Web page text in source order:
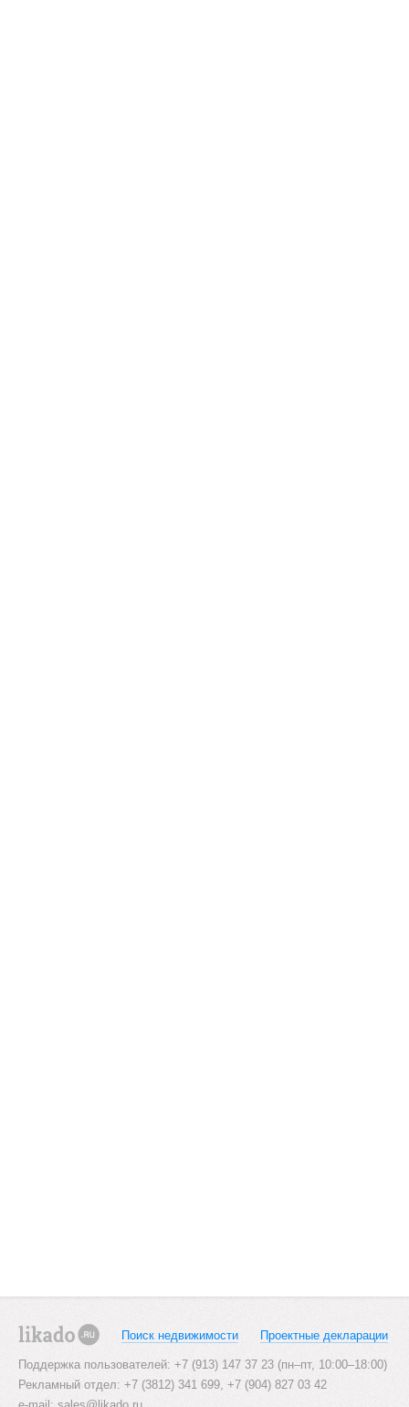
Поиск недвижимости Проектные декларации
Поддержка пользователей: +7 (913) 147 37 23 (пн–пт, 10:00–18:00)
Рекламный отдел: +7 (3812) 341 699, +7 (904) 827 03 42